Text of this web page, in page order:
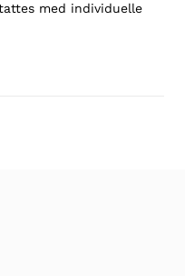
med individuelle